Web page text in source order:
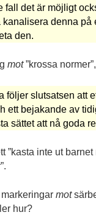
fall det är möjligt
kanalisera denna på
den.
mot”krossa
följer slutsatsen att
ett bejakande av
sättet att nå goda
”kasta inte ut
mot
hur?